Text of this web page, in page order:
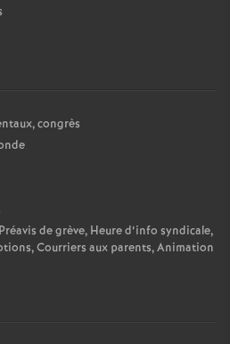
congrès
de grève, Heure d’info syndicale,
Courriers aux parents, Animation